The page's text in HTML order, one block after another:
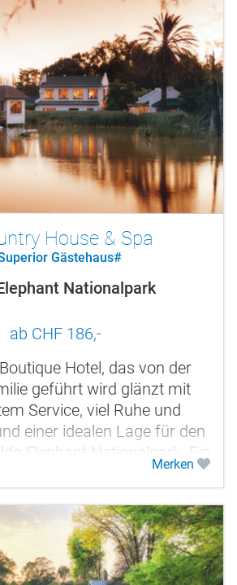
House & Spa
Gästehaus#
Nationalpark
ab CHF 186,-
Hotel, das von der
geführt wird glänzt mit
Service, viel Ruhe und
einer idealen Lage für den
Elephant Nationalpark. Ein
für...
Merken